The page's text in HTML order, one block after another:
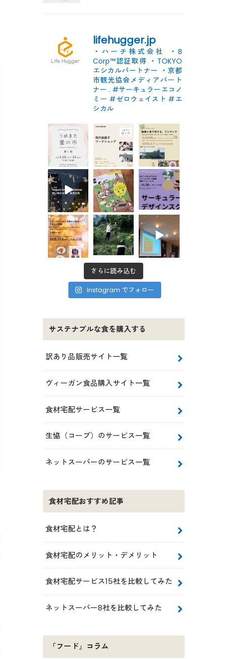
lifehugger.jp
・ハーチ株式会社
・B
Corp™認証取得 ・TOKYO
エシカルパートナー ・京都
市観光協会メディアパート
ナー . #サーキュラーエコノ
ミー #ゼロウェイスト #エ
シカル
さらに読み込む
Instagram でフォロー
サステナブルな食を購入する
訳あり品販売サイト一覧
ヴィーガン食品購入サイト一覧
食材宅配サービス一覧
生協（コープ）のサービス一覧
ネットスーパーのサービス一覧
食材宅配おすすめ記事
食材宅配とは？
食材宅配のメリット・デメリット
食材宅配サービス15社を比較してみた
ネットスーパー8社を比較してみた
「フード」コラム